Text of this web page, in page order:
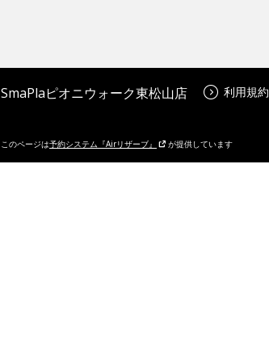
SmaPlaピオニウォーク東松山店 利用規約
このページは予約システム『Airリザーブ』 が提供しています